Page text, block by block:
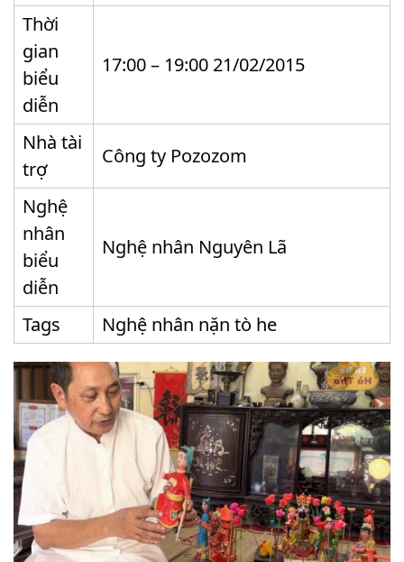
Thời
gian
biểu
diễn
17:00 – 19:00 21/02/2015
Nhà tài
trợ
Công ty Pozozom
Nghệ
nhân
biểu
diễn
Nghệ nhân Nguyên Lã
Tags Nghệ nhân nặn tò he